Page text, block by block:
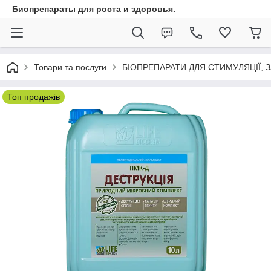
Биопрепараты для роста и здоровья.
Товари та послуги БІОПРЕПАРАТИ ДЛЯ
Топ продажів